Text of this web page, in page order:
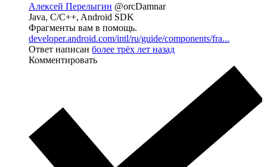
Алексей Перелыгин @orcDamnar
Java, C/C++, Android SDK
Фрагменты вам в помощь.
developer.android.com/intl/ru/guide/components/fra...
Ответ написан более трёх лет назад
Комментировать